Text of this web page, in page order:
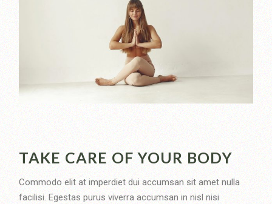
TAKE CARE OF YOUR BODY
Commodo elit at imperdiet dui accumsan sit amet nulla
facilisi. Egestas purus viverra accumsan in nisl nisi